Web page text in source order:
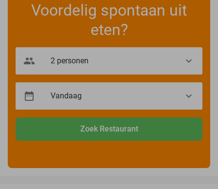
Voordelig spontaan uit
eten?
Zoek Restaurant